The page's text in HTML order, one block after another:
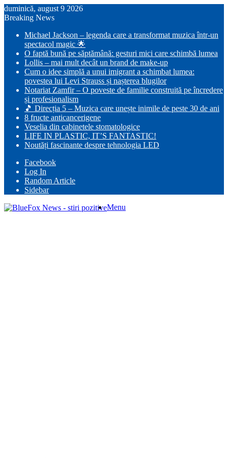
duminică, august 9 2026
Breaking News
Michael Jackson – legenda care a transformat muzica într-un
spectacol magic 🌟
O faptă bună pe săptămână: gesturi mici care schimbă lumea
Lollis – mai mult decât un brand de make-up
Cum o idee simplă a unui imigrant a schimbat lumea:
povestea lui Levi Strauss și nașterea blugilor
Notariat Zamfir – O poveste de familie construită pe încredere
și profesionalism
🎵 Direcția 5 – Muzica care unește inimile de peste 30 de ani
8 fructe anticancerigene
Veselia din cabinetele stomatologice
LIFE IN PLASTIC, IT’S FANTASTIC!
Noutăți fascinante despre tehnologia LED
Facebook
Log In
Random Article
Sidebar
Menu